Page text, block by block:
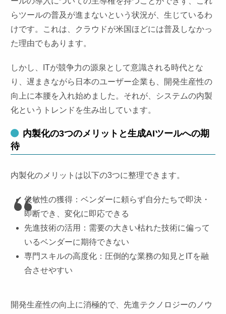
らツールの普及が進まないという状況が、生じているわ
けです。これは、クラウドが米国ほどには普及しなかっ
た理由でもあります。
しかし、ITが競争力の源泉として意識される時代とな
り、遅まきながら日本のユーザー企業も、開発生産性の
向上に本腰を入れ始めました。それが、システムの内製
化というトレンドを生み出しています。
内製化の3つのメリットと生成AIツールへの期
待
内製化のメリットは以下の3つに整理できます。
俊敏性の獲得：ベンダーに頼らず自分たちで即決・
即断でき、変化に即応できる
先進技術の活用：需要の大きい枯れた技術に偏って
いるベンダーに期待できない
専門スキルの高度化：圧倒的な業務の知見とITを融
合させやすい
開発生産性の向上に消極的で、先進テクノロジーのノウ